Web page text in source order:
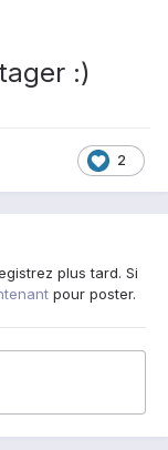
:)
2
plus tard. Si
pour poster.